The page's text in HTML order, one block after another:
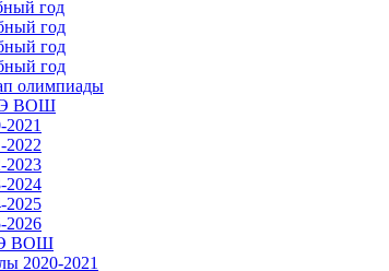
год
год
год
год
олимпиады
ВОШ
ВОШ
2020-2021